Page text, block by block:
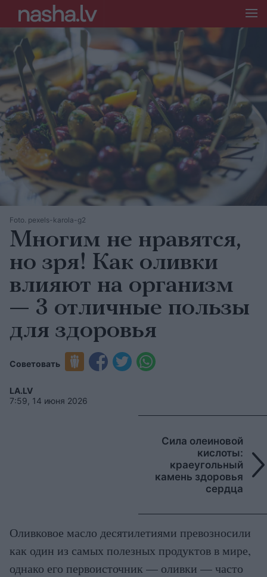
Foto. pexels-karola-g2
Многим не нравятся,
но зря! Как оливки
влияют на организм
— 3 отличные пользы
для здоровья
Советовать
LA.LV
7:59, 14 июня 2026
Сила олеиновой
кислоты:
краеугольный
камень здоровья
сердца
Оливковое масло десятилетиями превозносили
как один из самых полезных продуктов в мире,
однако его первоисточник — оливки — часто